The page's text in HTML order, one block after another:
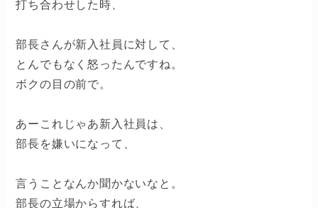
打ち合わせした時、
部長さんが新入社員に対して、
とんでもなく怒ったんですね。
ボクの目の前で。
あーこれじゃあ新入社員は、
部長を嫌いになって、
言うことなんか聞かないなと。
部長の立場からすれば、